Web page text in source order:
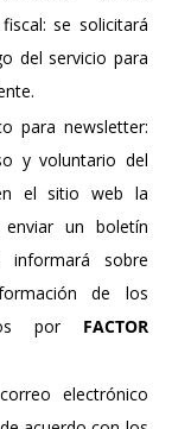
se solicitará
del servicio para
para newsletter:
y voluntario del
el sitio web la
un boletín
informará sobre
de los
por FACTOR
electrónico